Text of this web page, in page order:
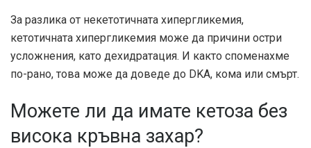
За разлика от некетотичната хипергликемия,
кетотичната хипергликемия може да причини остри
усложнения, като дехидратация. И както споменахме
по-рано, това може да доведе до DKA, кома или смърт.
Можете ли да имате кетоза без
висока кръвна захар?